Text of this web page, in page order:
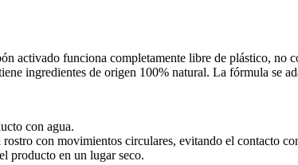
activado funciona completamente libre de plástico, no
ingredientes de origen 100% natural. La fórmula se
con agua.
con movimientos circulares, evitando el contacto
producto en un lugar seco.